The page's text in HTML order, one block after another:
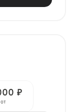
₽